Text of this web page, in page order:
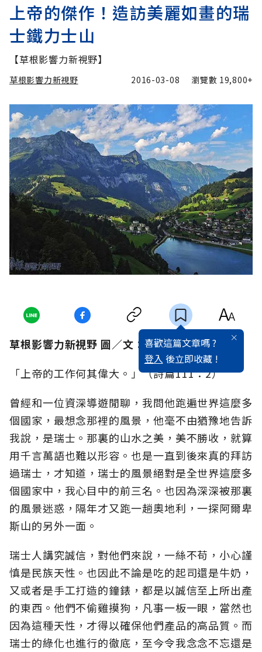
上帝的傑作！造訪美麗如畫的瑞
士鐵力士山
【草根影響力新視野】
草根影響力新視野 2016-03-08 瀏覽數 19,800+
喜歡這篇文章嗎 ?
登入 後立即收藏 !
草根影響力新視野 圖／文：Dr. Phoebe
「上帝的工作何其偉大。」（詩篇111：2）
曾經和一位資深導遊閒聊，我問他跑遍世界這麼多
個國家，最想念那裡的風景，他毫不由猶豫地告訴
我說，是瑞士。那裏的山水之美，美不勝收，就算
用千言萬語也難以形容。也是一直到後來真的拜訪
過瑞士，才知道，瑞士的風景絕對是全世界這麼多
個國家中，我心目中的前三名。也因為深深被那裏
的風景迷惑，隔年才又跑一趟奧地利，一探阿爾卑
斯山的另外一面。
瑞士人講究誠信，對他們來說，一絲不苟，小心謹
慎是民族天性。也因此不論是吃的起司還是牛奶，
又或者是手工打造的鐘錶，都是以誠信至上所出產
的東西。他們不偷雞摸狗，凡事一板一眼，當然也
因為這種天性，才得以確保他們產品的高品質。而
瑞士的綠化也進行的徹底，至今令我念念不忘還是